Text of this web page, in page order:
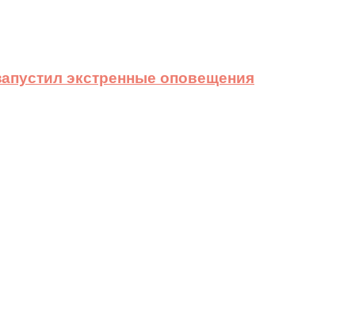
экстренные оповещения